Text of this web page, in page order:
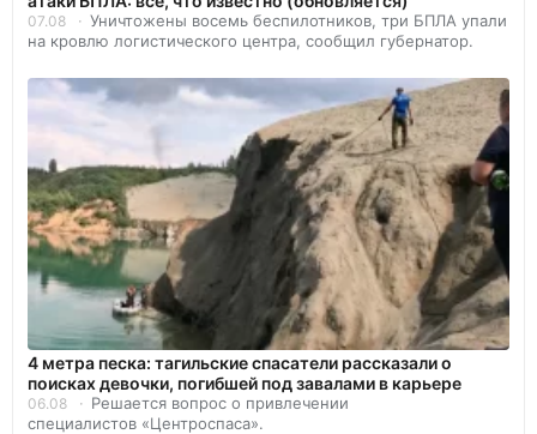
07.08
Уничтожены восемь беспилотников, три БПЛА упали
на кровлю логистического центра, сообщил губернатор.
4 метра песка: тагильские спасатели рассказали о
поисках девочки, погибшей под завалами в карьере
06.08
Решается вопрос о привлечении
специалистов «Центроспаса».